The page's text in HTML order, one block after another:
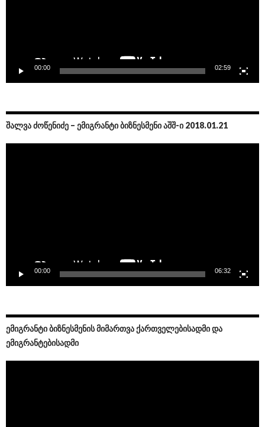
00:00 02:59
ᲨᲐᲚᲕᲐ ᲫᲝᲬᲔᲜᲘᲫᲔ – ᲔᲛᲘᲒᲠᲐᲜᲢᲘ ᲑᲘᲖᲜᲔᲡᲛᲔᲜᲘ ᲐᲨᲨ-Ი 2018.01.21
00:00 06:32
ᲔᲛᲘᲒᲠᲐᲜᲢᲘ ᲑᲘᲖᲜᲔᲡᲛᲔᲜᲘᲡ ᲛᲘᲛᲐᲠᲗᲕᲐ ᲥᲐᲠᲗᲕᲔᲚᲔᲑᲘᲡᲐᲓᲛᲘ ᲓᲐ
ᲔᲛᲘᲒᲠᲐᲜᲢᲔᲑᲘᲡᲐᲓᲛᲘ